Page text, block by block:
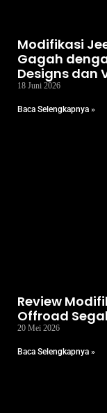
Modifikasi
Gagah
Designs dan
18 Juni 2026
Baca Selengkapnya »
Review
Offroad
20 Mei 2026
Baca Selengkapnya »